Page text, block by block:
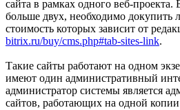
сайта в рамках одного веб-проекта.
больше двух, необходимо докупить
стоимость которых зависит от
bitrix.ru/buy/cms.php#tab-sites-link.
Такие сайты работают на одном
имеют один административный
администратор системы является
сайтов, работающих на одной копии